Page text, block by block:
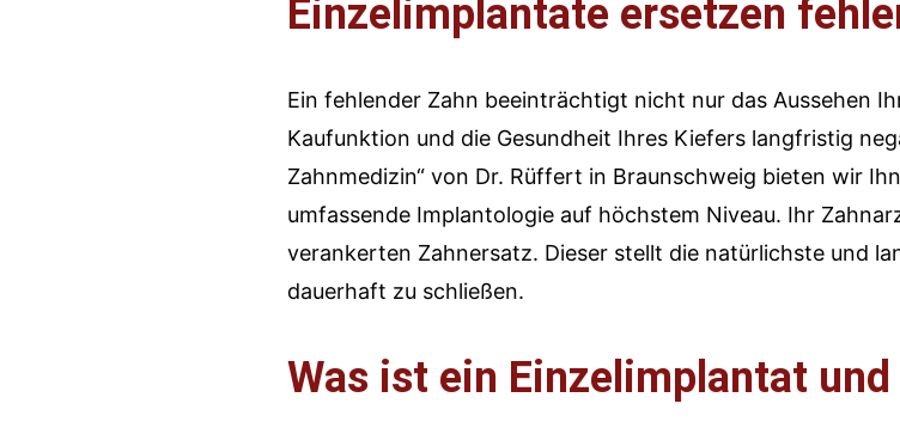
Einzelimplantate ersetzen
Ein fehlender Zahn beeinträchtigt nicht nur das Aussehen
Kaufunktion und die Gesundheit Ihres Kiefers langfristig
Zahnmedizin“ von Dr. Rüffert in Braunschweig bieten wir
umfassende Implantologie auf höchstem Niveau. Ihr
verankerten Zahnersatz. Dieser stellt die natürlichste und
dauerhaft zu schließen.
Was ist ein Einzelimplantat